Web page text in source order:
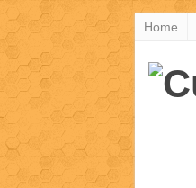
Home